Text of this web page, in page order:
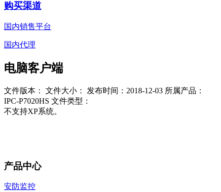
购买渠道
国内销售平台
国内代理
电脑客户端
文件版本： 文件大小： 发布时间：2018-12-03 所属产品：
IPC-P7020HS 文件类型：
不支持XP系统。
产品中心
安防监控